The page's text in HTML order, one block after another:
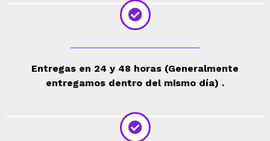
Entregas en 24 y 48 horas (Generalmente
entregamos dentro del mismo día) .